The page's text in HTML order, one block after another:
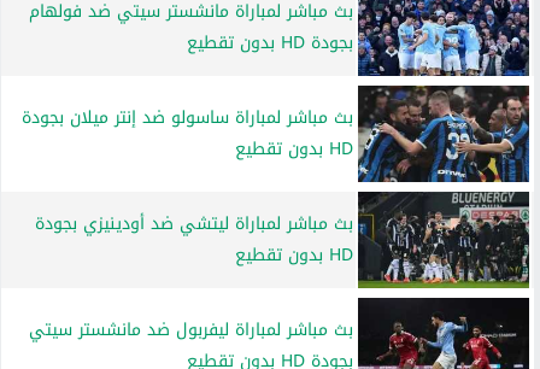
بث مباشر لمباراة مانشستر سيتي ضد فولهام
بجودة HD بدون تقطيع
بث مباشر لمباراة ساسولو ضد إنتر ميلان بجودة
HD بدون تقطيع
بث مباشر لمباراة ليتشي ضد أودينيزي بجودة
HD بدون تقطيع
بث مباشر لمباراة ليفربول ضد مانشستر سيتي
بجودة HD بدون تقطيع